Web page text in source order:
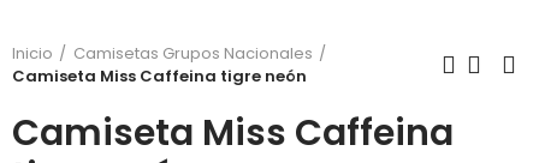
Inicio
Camisetas Grupos Nacionales
Camiseta Miss Caffeina tigre neón
Camiseta Miss Caffeina